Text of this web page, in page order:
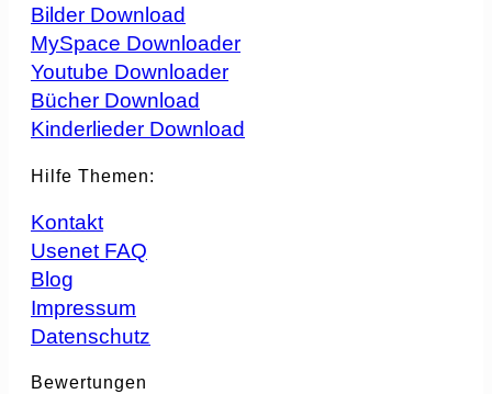
Bilder Download
MySpace Downloader
Youtube Downloader
Bücher Download
Kinderlieder Download
Hilfe Themen:
Kontakt
Usenet FAQ
Blog
Impressum
Datenschutz
Bewertungen